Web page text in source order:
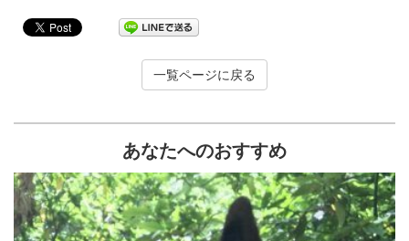
一覧ページに戻る
あなたへのおすすめ